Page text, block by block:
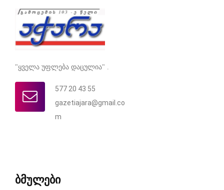
"ყველა უფლება დაცულია" .
577 20 43 55
gazetiajara@gmail.co
m
ბმულები